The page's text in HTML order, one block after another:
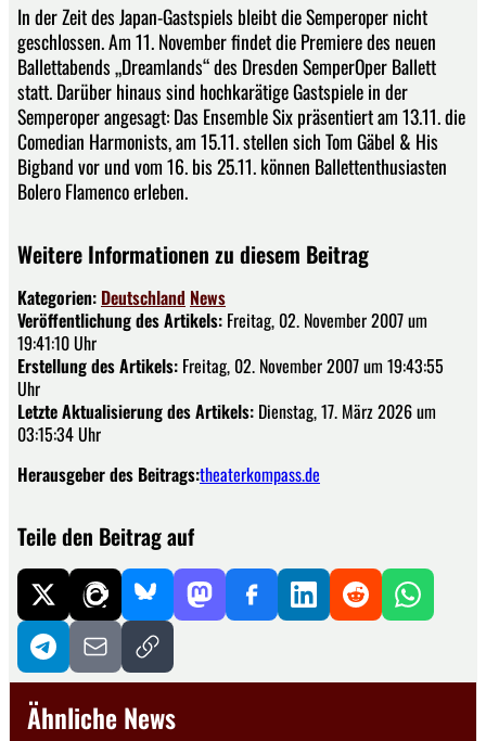
In der Zeit des Japan-Gastspiels bleibt die Semperoper nicht
geschlossen. Am 11. November findet die Premiere des neuen
Ballettabends „Dreamlands“ des Dresden SemperOper Ballett
statt. Darüber hinaus sind hochkarätige Gastspiele in der
Semperoper angesagt: Das Ensemble Six präsentiert am 13.11. die
Comedian Harmonists, am 15.11. stellen sich Tom Gäbel & His
Bigband vor und vom 16. bis 25.11. können Ballettenthusiasten
Bolero Flamenco erleben.
Weitere Informationen zu diesem Beitrag
Kategorien: Deutschland News
Veröffentlichung des Artikels: Freitag, 02. November 2007 um
19:41:10 Uhr
Erstellung des Artikels: Freitag, 02. November 2007 um 19:43:55
Uhr
Letzte Aktualisierung des Artikels: Dienstag, 17. März 2026 um
03:15:34 Uhr
Herausgeber des Beitrags:theaterkompass.de
Teile den Beitrag auf
Ähnliche News